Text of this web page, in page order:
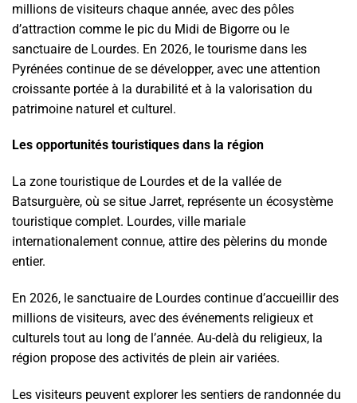
millions de visiteurs chaque année, avec des pôles
d’attraction comme le pic du Midi de Bigorre ou le
sanctuaire de Lourdes. En 2026, le tourisme dans les
Pyrénées continue de se développer, avec une attention
croissante portée à la durabilité et à la valorisation du
patrimoine naturel et culturel.
Les opportunités touristiques dans la région
La zone touristique de Lourdes et de la vallée de
Batsurguère, où se situe Jarret, représente un écosystème
touristique complet. Lourdes, ville mariale
internationalement connue, attire des pèlerins du monde
entier.
En 2026, le sanctuaire de Lourdes continue d’accueillir des
millions de visiteurs, avec des événements religieux et
culturels tout au long de l’année. Au-delà du religieux, la
région propose des activités de plein air variées.
Les visiteurs peuvent explorer les sentiers de randonnée du